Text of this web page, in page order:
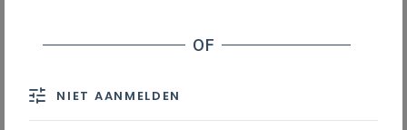
werken. Ontdek hoe je samen kan bouwen aan
NIET AANMELDEN